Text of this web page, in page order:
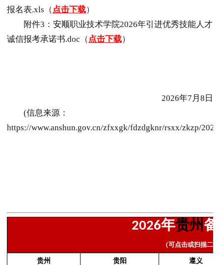
报名表.xls（ 点击下载）
附件3： 安顺职业技术学院2026年引进优秀技能人才
诚信报考承诺书.doc（ 点击下载）
2026年7月8日
(信息来源：
https://www.anshun.gov.cn/zfxxgk/fdzdgknr/rsxx/zkzp/
2026年贵州
（可点击或扫描二
贵州 贵阳 遵义